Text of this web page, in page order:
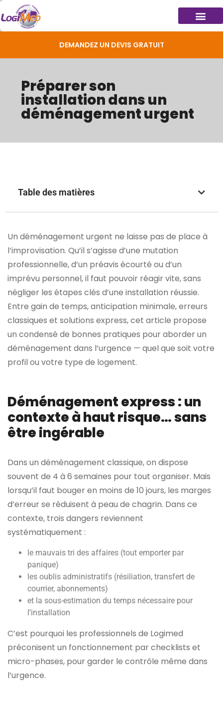
DEMANDEZ UN DEVIS GRATUIT
Préparer son
installation dans un
déménagement urgent
Table des matières
Un déménagement urgent ne laisse pas de place à
l’improvisation. Qu’il s’agisse d’une mutation
professionnelle, d’un préavis écourté ou d’un
imprévu personnel, il faut pouvoir réagir vite, sans
négliger les étapes clés d’une installation réussie.
Entre gain de temps, anticipation minimale, erreurs
classiques et solutions express, cet article propose
un condensé de bonnes pratiques pour aborder un
déménagement dans l’urgence — quel que soit votre
profil ou votre type de logement.
Déménagement express : un
contexte à haut risque… sans
être ingérable
Dans un déménagement classique, on dispose
souvent de 4 à 6 semaines pour tout organiser. Mais
lorsqu’il faut bouger en moins de 10 jours, les marges
d’erreur se réduisent à peau de chagrin. Dans ce
contexte, trois dangers reviennent
systématiquement :
le mauvais tri des affaires (tout emporter par
panique)
les oublis administratifs (résiliation, transfert de
courrier, abonnements)
et la sous-estimation du temps nécessaire pour
l’installation
C’est pourquoi les professionnels de Logimed
préconisent un fonctionnement par checklists et
micro-phases, pour garder le contrôle même dans
l’urgence.